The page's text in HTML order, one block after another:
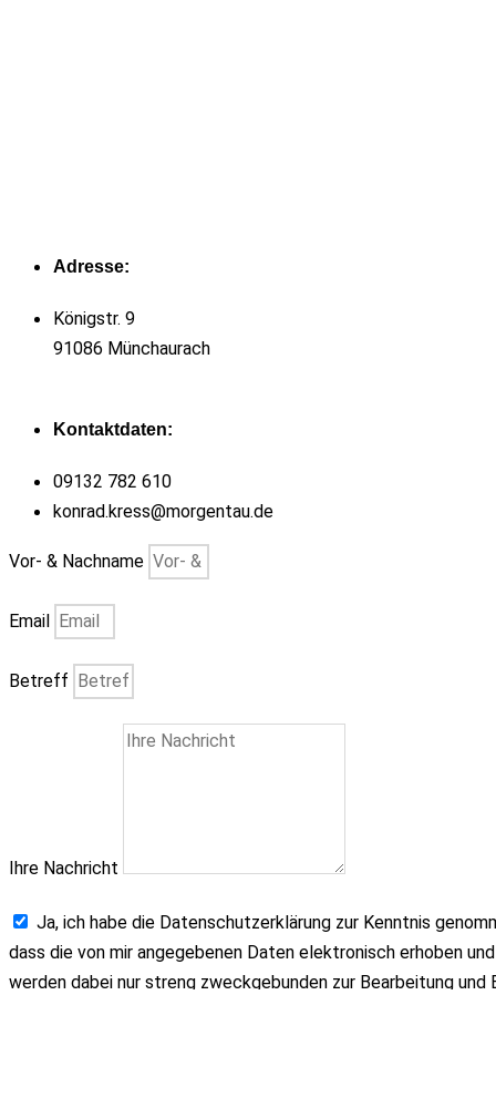
Adresse:
Königstr. 9
91086 Münchaurach
Kontaktdaten:
09132 782 610
konrad.kress@morgentau.de
Vor- & Nachname
Email
Betreff
Ihre Nachricht
Ja, ich habe die Datenschutzerklärung zur Kenntnis
dass die von mir angegebenen Daten elektronisch erhoben
werden dabei nur streng zweckgebunden zur Bearbeitung